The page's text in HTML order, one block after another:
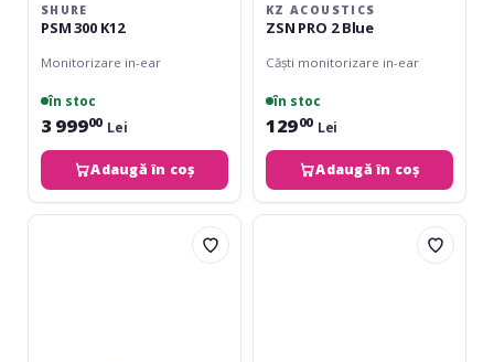
SHURE
PSM 300 K12
Monitorizare in-ear
în stoc
3 99900 Lei
Adaugă în coș
KZ ACOUSTICS
ZSN PRO 2 Blue
Căști monitorizare in-ear
în stoc
12900 Lei
Adaugă în coș
KZ
KZ